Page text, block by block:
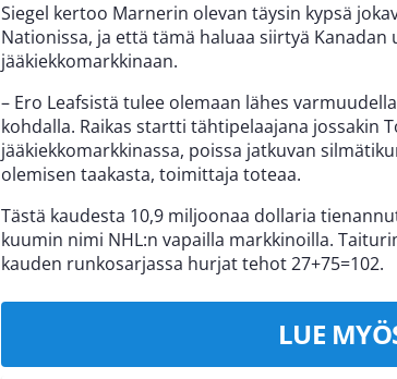
Siegel kertoo Marnerin olevan täysin kypsä
Nationissa, ja että tämä haluaa siirtyä
jääkiekkomarkkinaan.
– Ero Leafsistä tulee olemaan lähes
kohdalla. Raikas startti tähtipelaajana jossakin
jääkiekkomarkkinassa, poissa jatkuvan
olemisen taakasta, toimittaja toteaa.
Tästä kaudesta 10,9 miljoonaa dollaria
kuumin nimi NHL:n vapailla markkinoilla.
kauden runkosarjassa hurjat tehot 27+75=102.
LUE